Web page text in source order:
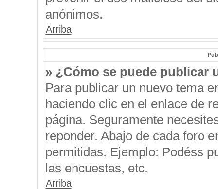
anónimos.
Arriba
» ¿Cómo se puede publicar
Para publicar un nuevo tema
haciendo clic en el enlace de
página. Seguramente
reponder. Abajo de cada foro
permitidas. Ejemplo: Podéss
las encuestas, etc.
Arriba